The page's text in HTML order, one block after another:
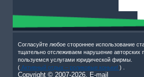
Согласуйте любое стороннее использование
тщательно отслеживаем нарушение
пользуемся услугами юридической фирмы.
(Активный отдых – роликовые коньки! ) .
Copyright © 2007-2026, E-mail